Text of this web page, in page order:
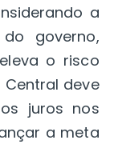
a
governo,
o risco
Central deve
juros nos
a meta